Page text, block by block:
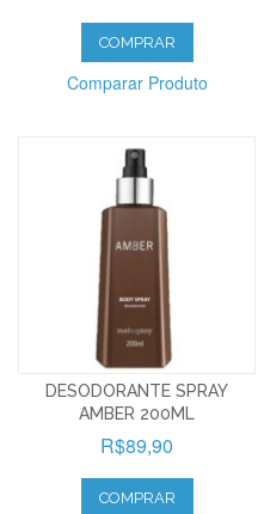
COMPRAR
Comparar Produto
DESODORANTE SPRAY
AMBER 200ML
R$89,90
COMPRAR